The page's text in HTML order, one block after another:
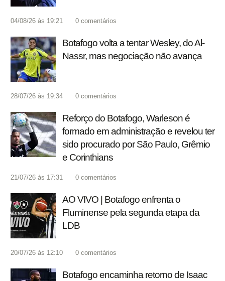
04/08/26 às 19:21 0 comentários
Botafogo volta a tentar Wesley, do Al-
Nassr, mas negociação não avança
28/07/26 às 19:34 0 comentários
Reforço do Botafogo, Warleson é
formado em administração e revelou ter
sido procurado por São Paulo, Grêmio
e Corinthians
21/07/26 às 17:31 0 comentários
AO VIVO | Botafogo enfrenta o
Fluminense pela segunda etapa da
LDB
20/07/26 às 12:10 0 comentários
Botafogo encaminha retorno de Isaac